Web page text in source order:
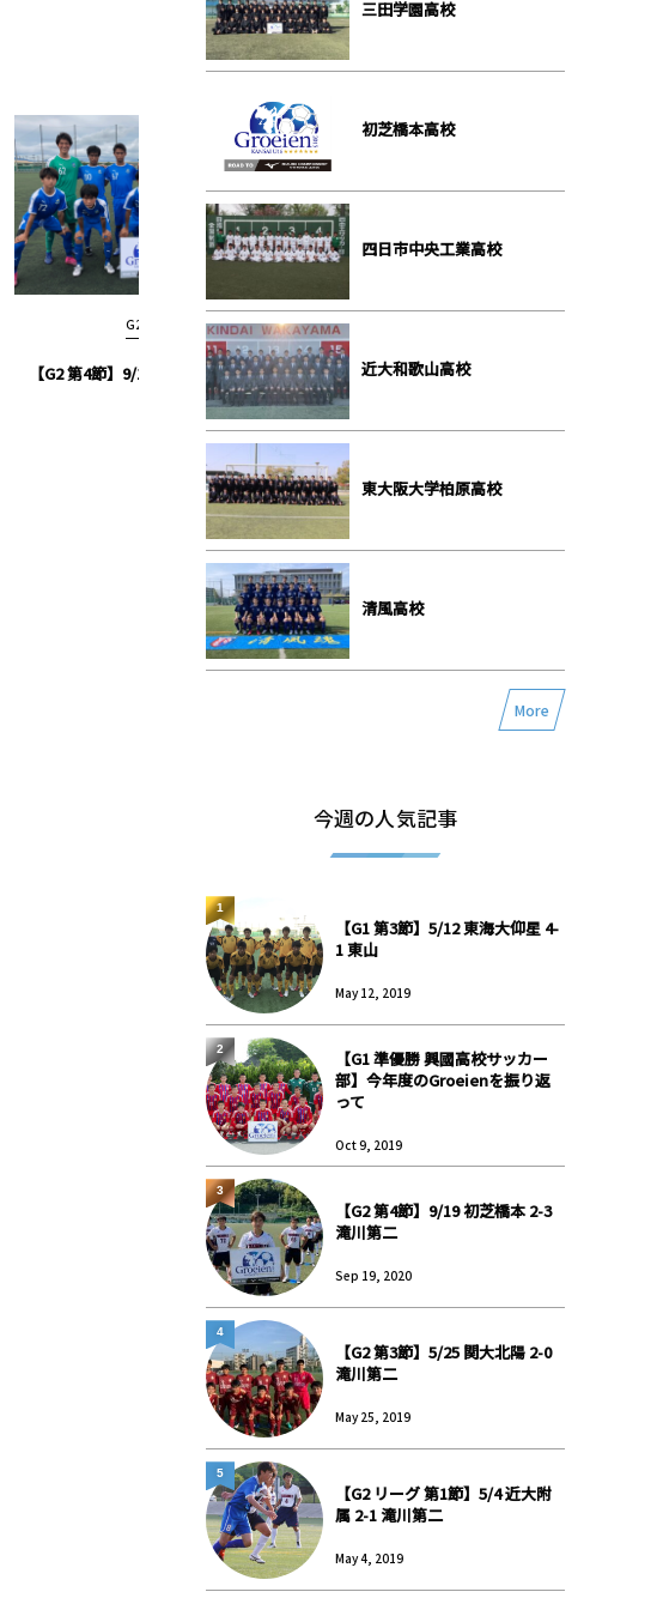
G2結果
【G2 第4節】9/12 野洲 3-4 草津東 【G2 第7節】6/8 四中工 1-2 三田学園
三田学園高校
初芝橋本高校
四日市中央工業高校
近大和歌山高校
東大阪大学柏原高校
清風高校
More
今週の人気記事
【G1 第3節】5/12 東海大仰星 4-
1 東山
May 12, 2019
1
【G1 準優勝 興國高校サッカー
部】今年度のGroeienを振り返
って
Oct 9, 2019
2
【G2 第4節】9/19 初芝橋本 2-3
滝川第二
Sep 19, 2020
3
【G2 第3節】5/25 関大北陽 2-0
滝川第二
May 25, 2019
4
【G2 リーグ 第1節】5/4 近大附
属 2-1 滝川第二
May 4, 2019
5